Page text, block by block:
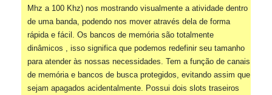
Mhz a 100 Khz) nos mostrando visualmente a atividade dentro
de uma banda, podendo nos mover através dela de forma
rápida e fácil. Os bancos de memória são totalmente
dinâmicos , isso significa que podemos redefinir seu tamanho
para atender às nossas necessidades. Tem a função de canais
de memória e bancos de busca protegidos, evitando assim que
sejam apagados acidentalmente. Possui dois slots traseiros